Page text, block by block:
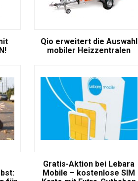
Qio erweitert die Auswahl
mobiler Heizzentralen
Gratis-Aktion bei Lebara
Mobile – kostenlose SIM